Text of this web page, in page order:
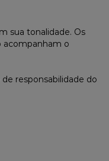
sua tonalidade. Os
acompanham o
responsabilidade do